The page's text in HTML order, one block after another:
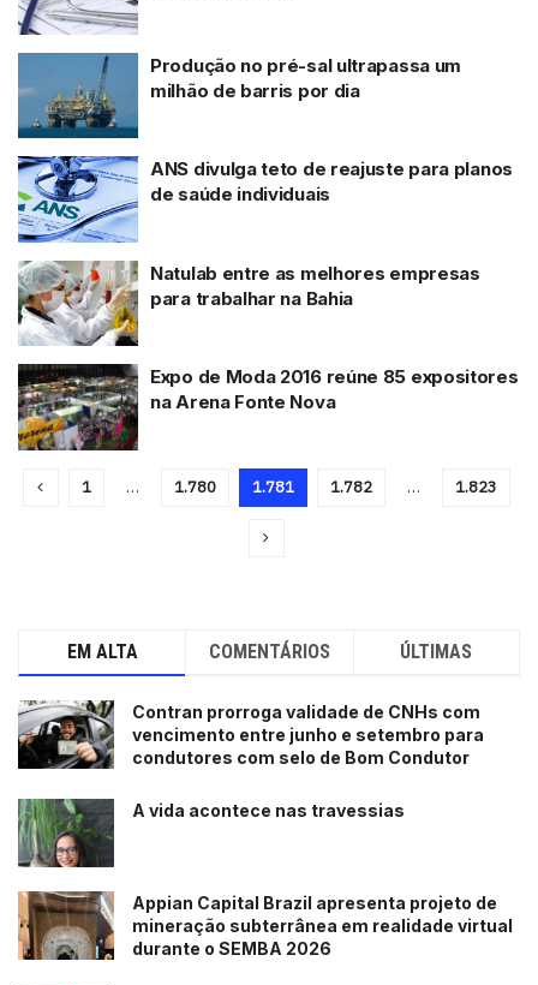
Produção no pré-sal ultrapassa um
milhão de barris por dia
ANS divulga teto de reajuste para planos
de saúde individuais
Natulab entre as melhores empresas
para trabalhar na Bahia
Expo de Moda 2016 reúne 85 expositores
na Arena Fonte Nova
1 … 1.780 1.781 1.782 … 1.823
EM ALTA COMENTÁRIOS ÚLTIMAS
Contran prorroga validade de CNHs com
vencimento entre junho e setembro para
condutores com selo de Bom Condutor
A vida acontece nas travessias
Appian Capital Brazil apresenta projeto de
mineração subterrânea em realidade virtual
durante o SEMBA 2026